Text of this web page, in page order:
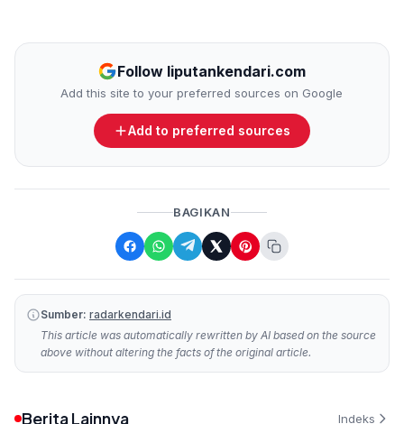
Follow liputankendari.com
Add this site to your preferred sources on Google
Add to preferred sources
BAGIKAN
Sumber: radarkendari.id
This article was automatically rewritten by AI based on the source
above without altering the facts of the original article.
Berita Lainnya Indeks